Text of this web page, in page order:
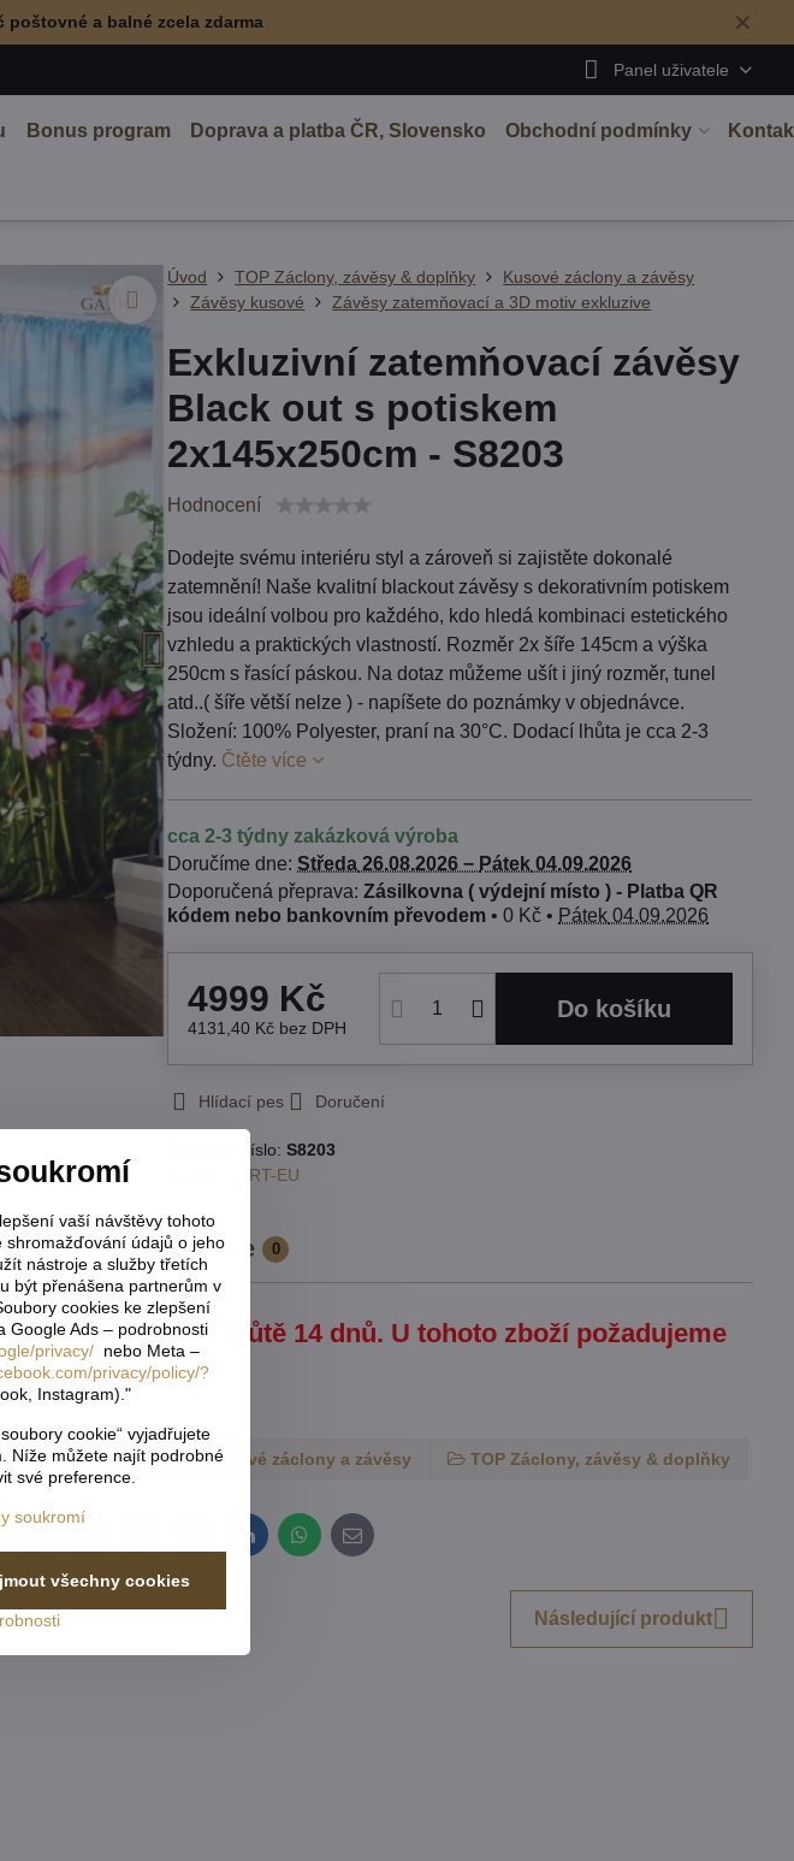
✕
poštovné a balné zcela zdarma
Panel uživatele
Bonus program Doprava a platba ČR, Slovensko Obchodní podmínky
Úvod TOP Záclony, závěsy & doplňky
Kusové záclony a závěsy
Závěsy kusové
Závěsy zatemňovací a 3D motiv exkluzive
Exkluzivní zatemňovací závěsy
Black out s potiskem
2x145x250cm - S8203
Hodnocení
Dodejte svému interiéru styl a zároveň si zajistěte dokonalé
zatemnění! Naše kvalitní blackout závěsy s dekorativním potiskem
jsou ideální volbou pro každého, kdo hledá kombinaci estetického
vzhledu a praktických vlastností. Rozměr 2x šíře 145cm a výška
250cm s řasící páskou. Na dotaz můžeme ušít i jiný rozměr, tunel
atd..( šíře větší nelze ) - napíšete do poznámky v objednávce.
Složení: 100% Polyester, praní na 30°C. Dodací lhůta je cca 2-3
týdny. Čtěte více
cca 2-3 týdny zakázková výroba
Doručíme dne:Středa 26.08.2026 − Pátek 04.09.2026
Zásilkovna ( výdejní místo ) - Platba QR
kódem nebo bankovním převodem •0 Kč • Pátek 04.09.2026
4999 Kč
4131,40 Kč bez DPH
Do košíku
Hlídací pes Doručení
Skladové číslo:S8203
ART-EU
Popis Recenze 0
nelze jej vrátit v lhůtě 14 dnů. U tohoto zboží požadujeme
předem.
motiv exkluzive Kusové záclony a závěsy TOP Záclony, závěsy & doplňky
LinkedInWhatsApp
E-
mail
Následující produkt
vaší návštěvy tohoto
shromažďování údajů o jeho
nástroje a služby třetích
být přenášena partnerům v
cookies ke zlepšení
Google Ads – podrobnosti
privacy/nebo Meta –
privacy/policy/?
Instagram)."
cookie“ vyjadřujete
Níže můžete najít podrobné
své preference.
soukromí
všechny cookies